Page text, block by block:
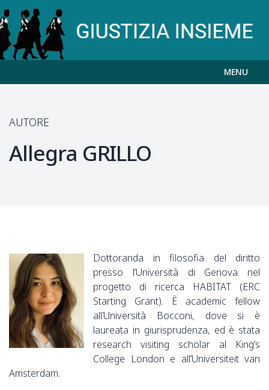
MENU
AUTORE
Allegra GRILLO
Dottoranda in filosofia del diritto
presso l’Università di Genova nel
progetto di ricerca HABITAT (ERC
Starting Grant). È academic fellow
all’Università Bocconi, dove si è
laureata in giurisprudenza, ed è stata
research visiting scholar al King’s
College London e all’Universiteit van
Amsterdam.